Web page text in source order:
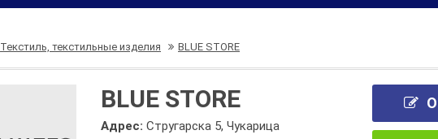
Текстиль, текстильные изделия BLUE STORE
BLUE STORE
Адрес:Стругарска 5, Чукарица